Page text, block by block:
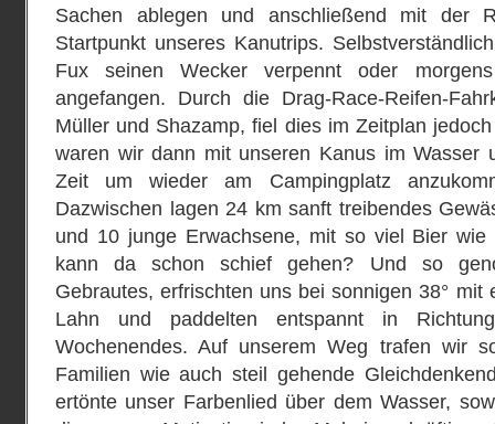
Sachen ablegen und anschließend mit der
Startpunkt unseres Kanutrips.
Fux seinen Wecker verpennt oder
angefangen. Durch die Drag-Race-Reifen-
Müller und Shazamp, fiel dies im Zeitplan
waren wir dann mit unseren Kanus im Wasser
Zeit um wieder am Campingplatz
Dazwischen lagen 24 km sanft treibendes
und 10 junge Erwachsene, mit so viel Bier
kann da schon schief gehen? Und so
Gebrautes, erfrischten uns bei sonnigen 38° mit
Lahn und paddelten entspannt in
Wochenendes. Auf unserem Weg trafen wir
Familien wie auch steil gehende
ertönte unser Farbenlied über dem Wasser,